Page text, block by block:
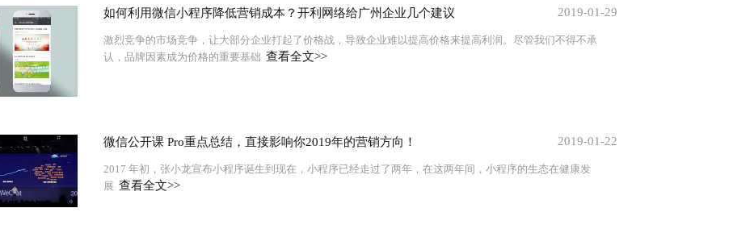
如何利用微信小程序降低营销成本？开利网络给广州企业几个建议 2019-01-29
激烈竞争的市场竞争，让大部分企业打起了价格战，导致企业难以提高价格来提高利润。尽管我们不得不承
认，品牌因素成为价格的重要基础 查看全文>>
微信公开课 Pro重点总结，直接影响你2019年的营销方向！ 2019-01-22
2017 年初，张小龙宣布小程序诞生到现在，小程序已经走过了两年，在这两年间，小程序的生态在健康发
展 查看全文>>